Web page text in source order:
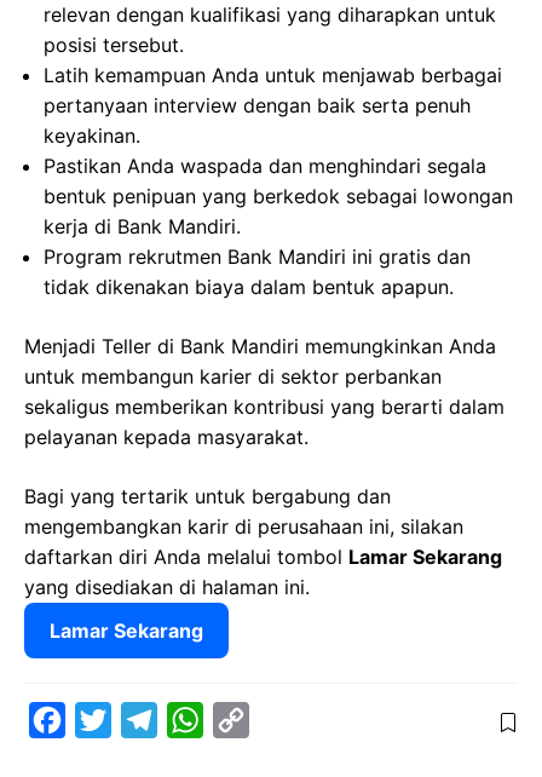
relevan dengan kualifikasi yang diharapkan untuk
posisi tersebut.
Latih kemampuan Anda untuk menjawab berbagai
pertanyaan interview dengan baik serta penuh
keyakinan.
Pastikan Anda waspada dan menghindari segala
bentuk penipuan yang berkedok sebagai lowongan
kerja di Bank Mandiri.
Program rekrutmen Bank Mandiri ini gratis dan
tidak dikenakan biaya dalam bentuk apapun.
Menjadi Teller di Bank Mandiri memungkinkan Anda
untuk membangun karier di sektor perbankan
sekaligus memberikan kontribusi yang berarti dalam
pelayanan kepada masyarakat.
Bagi yang tertarik untuk bergabung dan
mengembangkan karir di perusahaan ini, silakan
daftarkan diri Anda melalui tombol Lamar Sekarang
yang disediakan di halaman ini.
Lamar Sekarang
W